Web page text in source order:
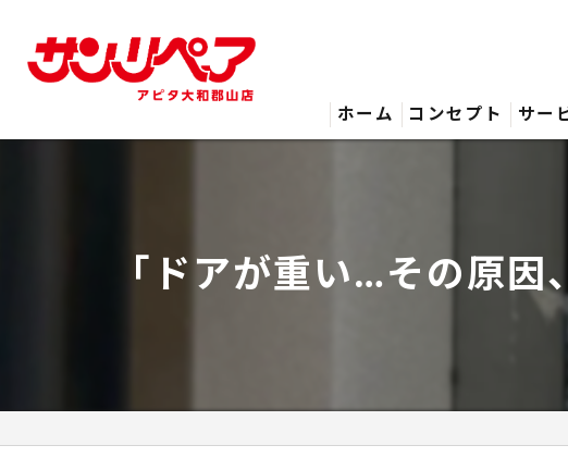
ホーム コンセプト サー
「ドアが重い…その原